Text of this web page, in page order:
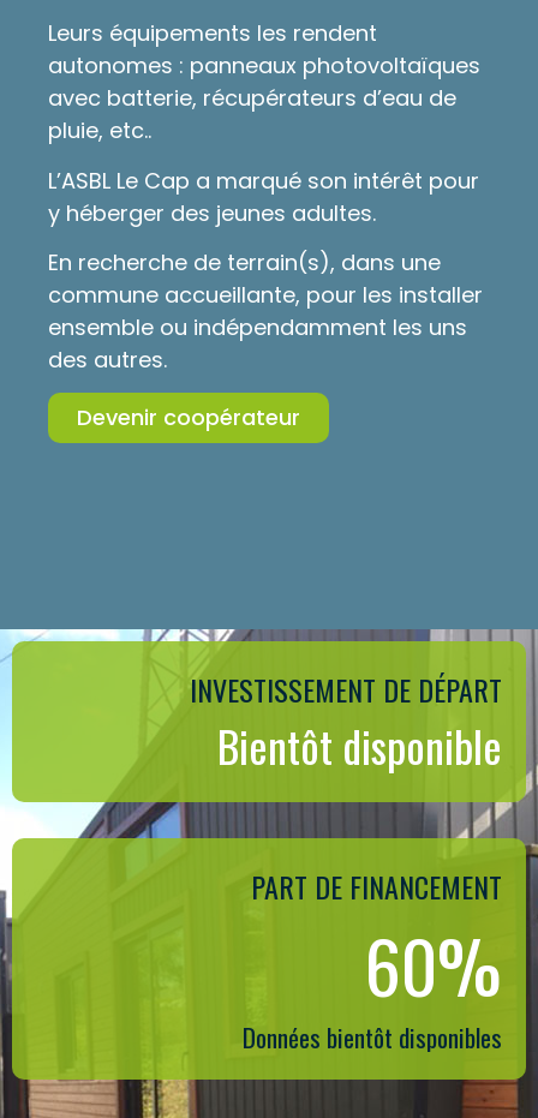
Leurs équipements les rendent
autonomes : panneaux photovoltaïques
avec batterie, récupérateurs d’eau de
pluie, etc..
L’ASBL Le Cap a marqué son intérêt pour
y héberger des jeunes adultes.
En recherche de terrain(s), dans une
commune accueillante, pour les installer
ensemble ou indépendamment les uns
des autres.
Devenir coopérateur
INVESTISSEMENT DE DÉPART
Bientôt disponible
PART DE FINANCEMENT
60%
Données bientôt disponibles